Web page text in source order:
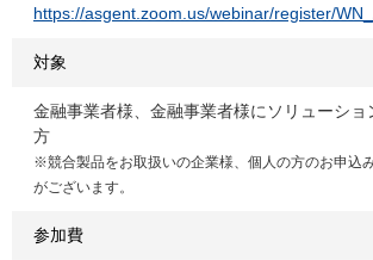
https://asgent.zoom.us/webinar/register/
対象
金融事業者様、金融事業者様にソリューショ
方
※競合製品をお取扱いの企業様、個人の方のお申込
がございます。
参加費